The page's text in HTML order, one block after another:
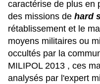
caractérise de plus en
des missions de hard
rétablissement et le
moyens militaires ou
occultés par la
MILIPOL 2013 , ces
analysés par l'expert